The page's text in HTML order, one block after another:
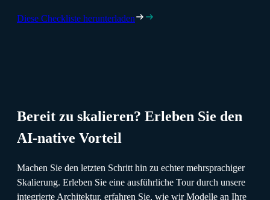
Diese Checkliste herunterladen
Bereit zu skalieren? Erleben Sie den
AI-native Vorteil
Machen Sie den letzten Schritt hin zu echter mehrsprachiger
Skalierung. Erleben Sie eine ausführliche Tour durch unsere
integrierte Architektur, erfahren Sie, wie wir Modelle an Ihre